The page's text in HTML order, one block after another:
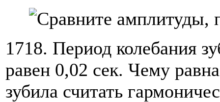
1718. Период колебания
равен 0,02 сек. Чему
зубила считать